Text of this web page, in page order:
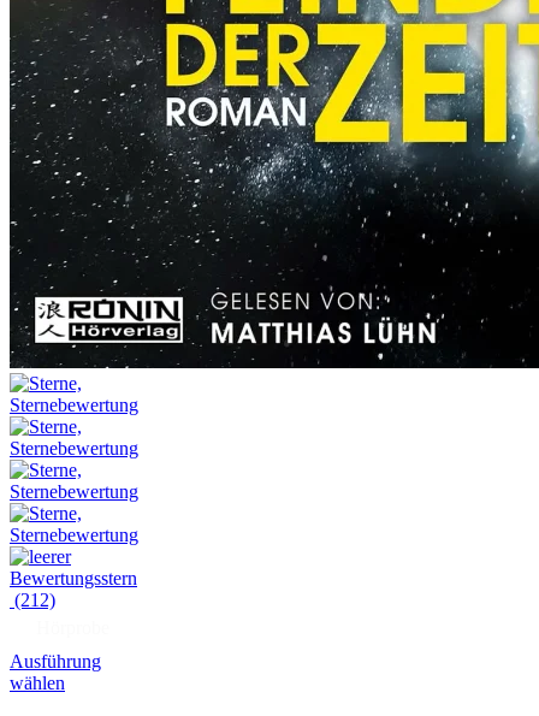
(212)
Ausführung
wählen